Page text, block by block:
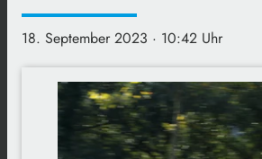
18. September 2023 · 10:42 Uhr